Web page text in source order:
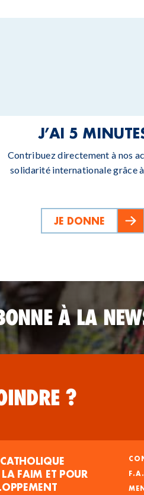
J’AI 5
Contribuez directement à nos
solidarité internationale grâce
JE DONNE
À LA
?
LA FAIM ET POUR